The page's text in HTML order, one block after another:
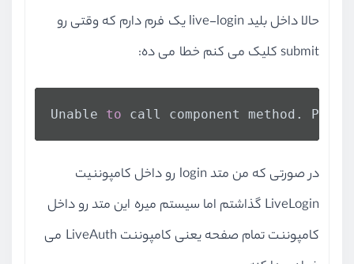
حالا داخل بلید live-login یک فرم دارم که وقتی رو
submit کلیک می کنم خطا می ده:
Unable to call component method.
در صورتی که من متد login رو داخل کامپوننیت
LiveLogin گذاشتم اما سیستم میره این متد رو داخل
کامپوننت تمام صفحه یعنی کامپوننت LiveAuth می